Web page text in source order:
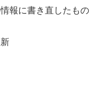
報に書き直したもの